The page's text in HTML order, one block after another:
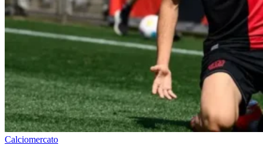
Calciomercato